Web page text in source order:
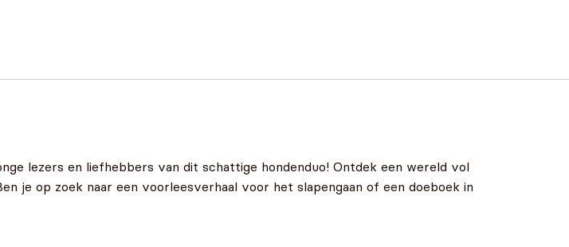
lezers en liefhebbers van dit schattige hondenduo! Ontdek een wereld vol
je op zoek naar een voorleesverhaal voor het slapengaan of een doeboek in